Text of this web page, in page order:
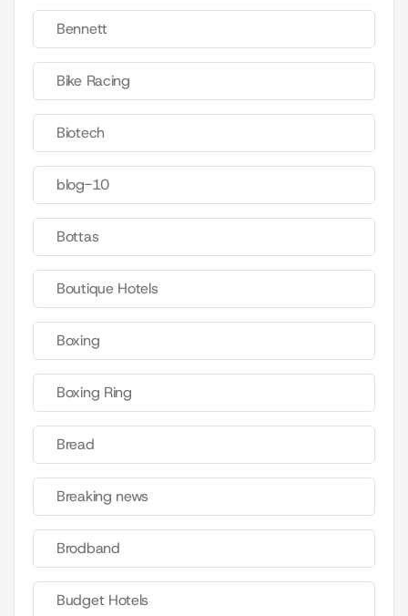
Bennett
Bike Racing
Biotech
blog-10
Bottas
Boutique Hotels
Boxing
Boxing Ring
Bread
Breaking news
Brodband
Budget Hotels